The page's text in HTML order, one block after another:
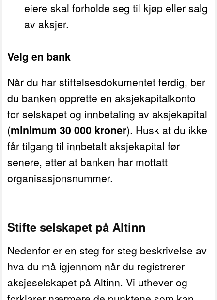
eiere skal forholde seg til kjøp eller salg
av aksjer.
Velg en bank
Når du har stiftelsesdokumentet ferdig, ber
du banken opprette en aksjekapitalkonto
for selskapet og innbetaling av aksjekapital
(minimum 30 000 kroner). Husk at du ikke
får tilgang til innbetalt aksjekapital før
senere, etter at banken har mottatt
organisasjonsnummer.
Stifte selskapet på Altinn
Nedenfor er en steg for steg beskrivelse av
hva du må igjennom når du registrerer
aksjeselskapet på Altinn. Vi uthever og